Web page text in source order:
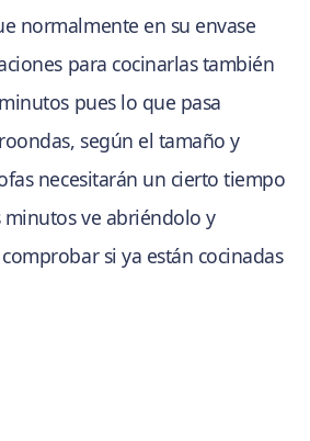
normalmente en su envase
para cocinarlas también
pues lo que pasa
según el tamaño y
necesitarán un cierto tiempo
minutos ve abriéndolo y
si ya están cocinadas